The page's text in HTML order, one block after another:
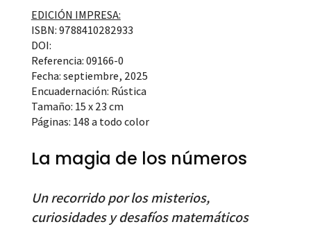
EDICIÓN IMPRESA:
ISBN: 9788410282933
DOI:
Referencia: 09166-0
Fecha: septiembre, 2025
Encuadernación: Rústica
Tamaño: 15 x 23 cm
Páginas: 148 a todo color
La magia de los números
Un recorrido por los misterios,
curiosidades y desafíos matemáticos